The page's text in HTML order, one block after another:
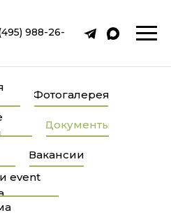
988-26-
Фотогалерея
Документы
event
Вакансии